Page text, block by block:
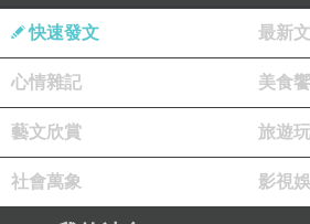
汽車貸款率利最低銀行2013
商品網址:
快速發文 最新
心情雜記 美食
藝文欣賞 旅遊
社會萬象 影視